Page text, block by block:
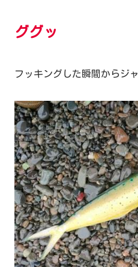
ググッ
フッキングした瞬間からジ